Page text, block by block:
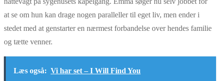
at se om hun kan drage nogen paralleller til eget liv, men ender i
stedet med at genstarter en nærmest forbandelse over hendes familie
og tætte venner.
Læs også: Vi har set – I Will Find You